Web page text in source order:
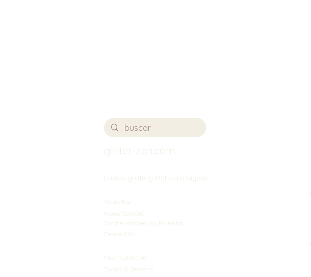
glitter-zen.com
Envíos gratis y MSI con Paypal
Velas 8oz
Home Collection
Candle matches by Borealba
Deluxe Kits
Moon Collection
Zodiac & Seasons